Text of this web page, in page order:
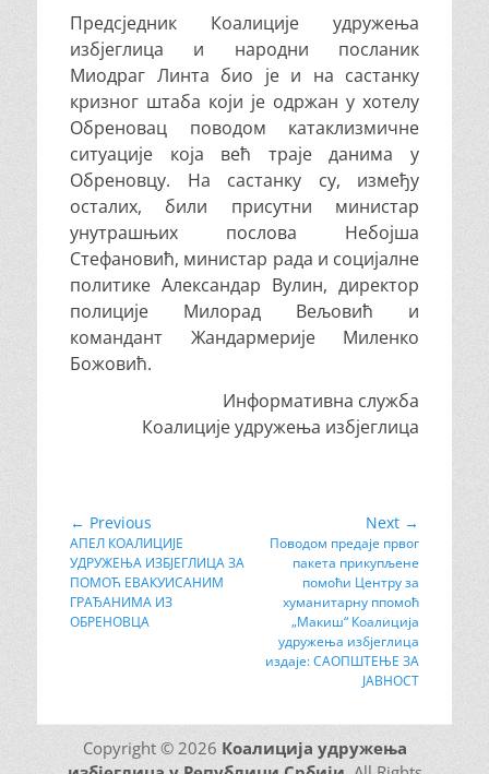
Предсједник Коалиције удружења
избјеглица и народни посланик
Миодраг Линта био је и на састанку
кризног штаба који је одржан у хотелу
Обреновац поводом катаклизмичне
ситуације која већ траје данима у
Обреновцу. На састанку су, између
осталих, били присутни министар
унутрашњих послова Небојша
Стефановић, министар рада и социјалне
политике Александар Вулин, директор
полиције Милорад Вељовић и
командант Жандармерије Миленко
Божовић.
Информативна служба
Коалиције удружења избјеглица
Кретање
чланка
← Previous
Previous
post:
АПЕЛ КОАЛИЦИЈЕ
УДРУЖЕЊА ИЗБЈЕГЛИЦА ЗА
ПОМОЋ ЕВАКУИСАНИМ
ГРАЂАНИМА ИЗ
ОБРЕНОВЦА
Next →
Next
post:
Повoдом предаје првог
пакета прикупљене
помоћи Центру за
хуманитарну ппомоћ
„Макиш“ Коалиција
удружења избјеглица
издаје: САОПШТЕЊЕ ЗА
ЈАВНОСТ
Copyright © 2026 Коалиција удружења